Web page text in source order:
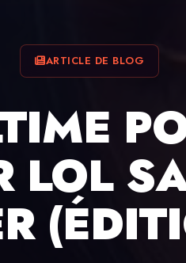
ARTICLE DE BLOG
LOL